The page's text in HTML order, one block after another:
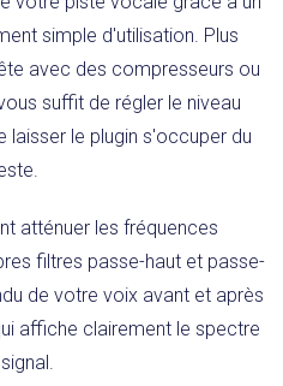
simple d'utilisation. Plus
avec des compresseurs ou
suffit de régler le niveau
laisser le plugin s'occuper du
atténuer les fréquences
filtres passe-haut et passe-
de votre voix avant et après
affiche clairement le spectre